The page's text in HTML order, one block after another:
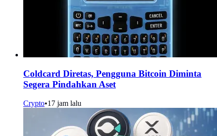
Coldcard Diretas, Pengguna Bitcoin Diminta
Segera Pindahkan Aset
Crypto•17 jam lalu